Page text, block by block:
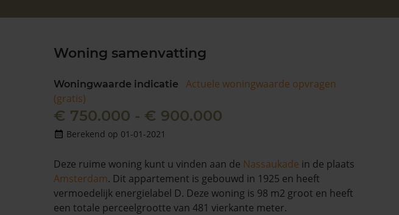
Woning samenvatting
Woningwaarde indicatie
Actuele woningwaarde opvragen
(gratis)
€ 750.000 - € 900.000
Berekend op 01-01-2021
Deze ruime woning kunt u vinden aan de Nassaukade in de plaats
Amsterdam. Dit appartement is gebouwd in 1925 en heeft
vermoedelijk energielabel D. Deze woning is 98 m2 groot en heeft
een totale perceelgrootte van 481 vierkante meter.